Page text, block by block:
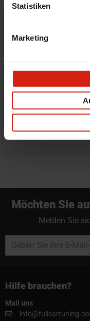
Statistiken
Marketing
verschickt
Nicht
Du hast
Bestellung
Starte einen
Möchten Sie
Melden Sie
Hilfe brauchen?
Mail uns